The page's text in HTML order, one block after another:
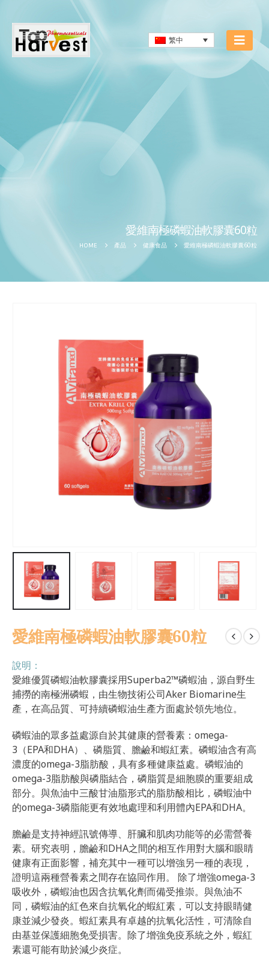
繁中
愛維南極磷蝦油軟膠囊60粒
HOME 產品 健康食品 愛維南極磷蝦油軟膠囊60粒
愛維南極磷蝦油軟膠囊60粒
說明：
愛維優質磷蝦油軟膠囊採用Superba2™磷蝦油，源自野生
捕撈的南極洲磷蝦，由生物技術公司Aker Biomarine生
產，在高品質、可持續磷蝦油生產方面處於領先地位。
磷蝦油的眾多益處源自於其健康的營養素：omega-
3（EPA和DHA）、磷脂質、膽鹼和蝦紅素。磷蝦油含有高
濃度的omega-3脂肪酸，具有多種健康益處。磷蝦油的
omega-3脂肪酸與磷脂結合，磷脂質是細胞膜的重要組成
部分。與魚油中三酸甘油脂形式的脂肪酸相比，磷蝦油中
的omega-3磷脂能更有效地處理和利用體內EPA和DHA。
膽鹼是支持神經訊號傳導、肝臟和肌肉功能等的必需營養
素。研究表明，膽鹼和DHA之間的相互作用對大腦和眼睛
健康有正面影響，補充其中一種可以增強另一種的表現，
證明這兩種營養素之間存在協同作用。 除了增強omega-3
吸收外，磷蝦油也因含抗氧化劑而備受推崇。與魚油不
同，磷蝦油的紅色來自抗氧化的蝦紅素，可以支持眼睛健
康並減少發炎。蝦紅素具有卓越的抗氧化活性，可清除自
由基並保護細胞免受損害。除了增強免疫系統之外，蝦紅
素還可能有助於減少炎症。